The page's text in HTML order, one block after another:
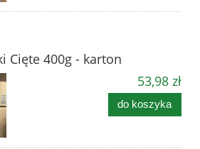
Cięte 400g - karton
53,98 zł
do koszyka